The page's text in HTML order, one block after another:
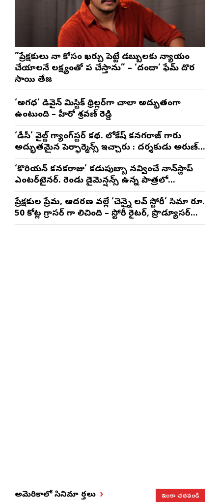
”ప్రేక్షకులు నా కోసం ఖర్చు పెట్టే డబ్బులకు న్యాయం
చేయాలనే లక్ష్యంతో పని చేస్తాను” – ‘దందా’ ఫేమ్ దొర
సాయి తేజ
‘అగధ’ డివైన్ మిస్టిక్ థ్రిల్లర్‌గా చాలా అద్భుతంగా
ఉంటుంది – హీరో శ్రవణ్ రెడ్డి
‘డీసీ’ వైల్డ్ గ్యాంగ్‌స్టర్ కథ. లోకేష్ కనగరాజ్ గారు
అద్భుతమైన పెర్ఫార్మెన్స్ ఇచ్చారు : దర్శకుడు అరుణ్
మాథేశ్వరన్
‘కొరియన్ కనకరాజు’ కడుపుబ్బా నవ్వించే నాన్‌స్టాప్
ఎంటర్‌టైనర్. రెండు డైమెన్షన్స్ ఉన్న పాత్రలో
నటించడం చాలా సంతృప్తినిచ్చింది : వరుణ్ తేజ్
ప్రేక్షకుల ప్రేమ, ఆదరణ వల్లే ‘చెన్నై లవ్ స్టోరీ’ సినిమా రూ.
50 కోట్ల గ్రాసర్ గా నిలిచింది – స్టోరీ రైటర్, ప్రొడ్యూసర్
సాయి రాజేష్
అమెరికాలో సినిమా వార్తలు ఇంకా చదవండి